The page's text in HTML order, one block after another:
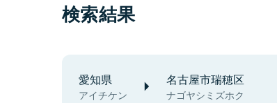
検索結果
愛知県
アイチケン
名古屋市瑞穂区
ナゴヤシミズホク